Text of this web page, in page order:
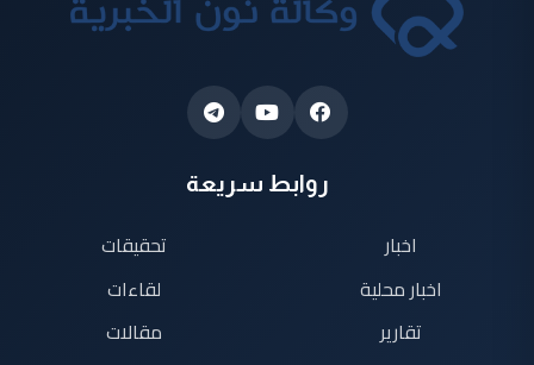
روابط سريعة
اخبار
اخبار محلية
تقارير
تحقيقات
لقاءات
مقالات